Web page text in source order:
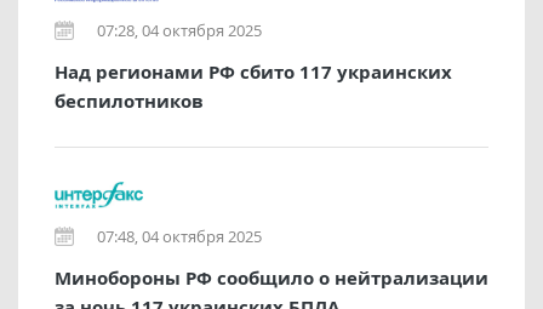
07:28, 04 октября 2025
Над регионами РФ сбито 117 украинских
беспилотников
07:48, 04 октября 2025
Минобороны РФ сообщило о нейтрализации